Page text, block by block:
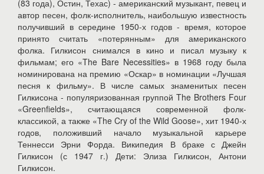
(83 года), Остин, Техас) - американский музыкант, певец и
автор песен, фолк-исполнитель, наибольшую известность
получивший в середине 1950-х годов - время, которое
принято считать «потерянным» для американского
фолка. Гилкисон снимался в кино и писал музыку к
фильмам; его «The Bare Necessities» в 1968 году была
номинирована на премию «Оскар» в номинации «Лучшая
песня к фильму». В числе самых знаменитых песен
Гилкисона - популяризованная группой The Brothers Four
«Greenfields», считающаяся современной фолк-
классикой, а также «The Cry of the Wild Goose», хит 1940-х
годов, положивший начало музыкальной карьере
Теннесси Эрни Форда. Википедия В браке с Джейн
Гилкисон (с 1947 г.) Дети: Элиза Гилкисон, Антони
Гилкисон.